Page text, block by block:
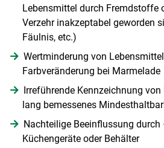
Skip to main
Lebensmittel durch Fremdstoffe
Verzehr inakzeptabel geworden
Fäulnis, etc.)
Wertminderung von
Farbveränderung bei Marmelade
Irreführende Kennzeichnung
lang bemessenes
Nachteilige Beeinflussung
Küchengeräte oder Behälter